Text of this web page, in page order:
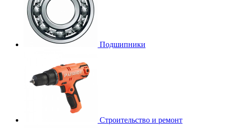
Подшипники
Строительство и ремонт